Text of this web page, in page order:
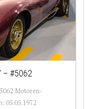
– #5062
Motoren-
05.05.1972